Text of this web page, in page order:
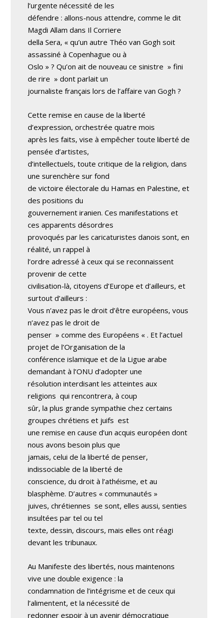
l’urgente nécessité de les
défendre : allons-nous attendre, comme le dit
Magdi Allam dans Il Corriere
della Sera, « qu’un autre Théo van Gogh soit
assassiné à Copenhague ou à
Oslo » ? Qu’on ait de nouveau ce sinistre » fini
de rire » dont parlait un
journaliste français lors de l’affaire van Gogh ?
Cette remise en cause de la liberté
d’expression, orchestrée quatre mois
après les faits, vise à empêcher toute liberté de
pensée d’artistes,
d’intellectuels, toute critique de la religion, dans
une surenchère sur fond
de victoire électorale du Hamas en Palestine, et
des positions du
gouvernement iranien. Ces manifestations et
ces apparents désordres
provoqués par les caricaturistes danois sont, en
réalité, un rappel à
l’ordre adressé à ceux qui se reconnaissent
provenir de cette
civilisation-là, citoyens d’Europe et d’ailleurs, et
surtout d’ailleurs :
Vous n’avez pas le droit d’être européens, vous
n’avez pas le droit de
penser » comme des Européens « . Et l’actuel
projet de l’Organisation de la
conférence islamique et de la Ligue arabe
demandant à l’ONU d’adopter une
résolution interdisant les atteintes aux
religions ­ qui rencontrera, à coup
sûr, la plus grande sympathie chez certains
groupes chrétiens et juifs ­ est
une remise en cause d’un acquis européen dont
nous avons besoin plus que
jamais, celui de la liberté de penser,
indissociable de la liberté de
conscience, du droit à l’athéisme, et au
blasphème. D’autres « communautés » ­
juives, chrétiennes ­ se sont, elles aussi, senties
insultées par tel ou tel
texte, dessin, discours, mais elles ont réagi
devant les tribunaux.
Au Manifeste des libertés, nous maintenons
vive une double exigence : la
condamnation de l’intégrisme et de ceux qui
l’alimentent, et la nécessité de
redonner espoir à un avenir démocratique